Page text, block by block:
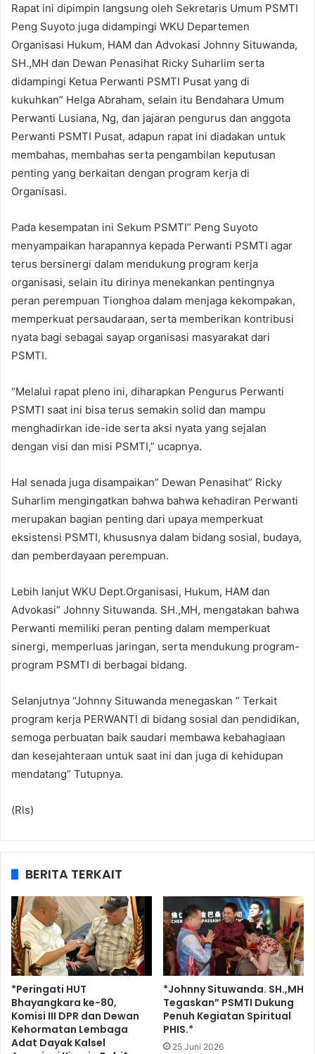
Rapat ini dipimpin langsung oleh Sekretaris Umum PSMTI
Peng Suyoto juga didampingi WKU Departemen
Organisasi Hukum, HAM dan Advokasi Johnny Situwanda,
SH.,MH dan Dewan Penasihat Ricky Suharlim serta
didampingi Ketua Perwanti PSMTI Pusat yang di
kukuhkan” Helga Abraham, selain itu Bendahara Umum
Perwanti Lusiana, Ng, dan jajaran pengurus dan anggota
Perwanti PSMTI Pusat, adapun rapat ini diadakan untuk
membahas, membahas serta pengambilan keputusan
penting yang berkaitan dengan program kerja di
Organisasi.
Pada kesempatan ini Sekum PSMTI” Peng Suyoto
menyampaikan harapannya kepada Perwanti PSMTI agar
terus bersinergi dalam mendukung program kerja
organisasi, selain itu dirinya menekankan pentingnya
peran perempuan Tionghoa dalam menjaga kekompakan,
memperkuat persaudaraan, serta memberikan kontribusi
nyata bagi sebagai sayap organisasi masyarakat dari
PSMTI.
“Melalui rapat pleno ini, diharapkan Pengurus Perwanti
PSMTI saat ini bisa terus semakin solid dan mampu
menghadirkan ide-ide serta aksi nyata yang sejalan
dengan visi dan misi PSMTI,” ucapnya.
Hal senada juga disampaikan” Dewan Penasihat” Ricky
Suharlim mengingatkan bahwa bahwa kehadiran Perwanti
merupakan bagian penting dari upaya memperkuat
eksistensi PSMTI, khususnya dalam bidang sosial, budaya,
dan pemberdayaan perempuan.
Lebih lanjut WKU Dept.Organisasi, Hukum, HAM dan
Advokasi” Johnny Situwanda. SH.,MH, mengatakan bahwa
Perwanti memiliki peran penting dalam memperkuat
sinergi, memperluas jaringan, serta mendukung program-
program PSMTI di berbagai bidang.
Selanjutnya “Johnny Situwanda menegaskan ” Terkait
program kerja PERWANTI di bidang sosial dan pendidikan,
semoga perbuatan baik saudari membawa kebahagiaan
dan kesejahteraan untuk saat ini dan juga di kehidupan
mendatang” Tutupnya.
(Rls)
BERITA TERKAIT
*Peringati HUT
Bhayangkara ke-80,
Komisi III DPR dan Dewan
Kehormatan Lembaga
Adat Dayak Kalsel
*Johnny Situwanda. SH.,MH
Tegaskan” PSMTI Dukung
Penuh Kegiatan Spiritual
PHIS.*
25 Juni 2026